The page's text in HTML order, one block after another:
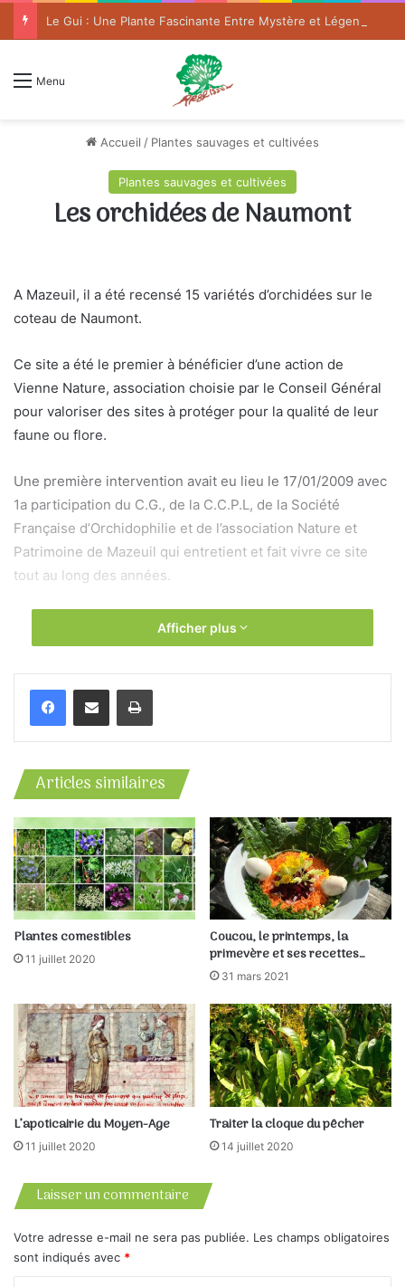
Menu
Accueil / Plantes sauvages et cultivées
Plantes sauvages et cultivées
Les orchidées de Naumont
A Mazeuil, il a été recensé 15 variétés d’orchidées sur le
coteau de Naumont.
Ce site a été le premier à bénéficier d’une action de
Vienne Nature, association choisie par le Conseil Général
pour valoriser des sites à protéger pour la qualité de leur
faune ou flore.
Une première intervention avait eu lieu le 17/01/2009 avec
1a participation du C.G., de la C.C.P.L, de la Société
Française d’Orchidophilie et de l’association Nature et
Patrimoine de Mazeuil qui entretient et fait vivre ce site
tout au long des années.
Les orchidées sont des fleurs sauvages, différentes selon
les régions et les continents. On peut retrouver les mêmes
elles se réimplantent. Elles poussent sur pelouses sèches,
sans amendement et surtout sans produits phytosanitaires
car ces derniers les détruisent. Il faut plusieurs années
et si on cueille une orchidée, le bulbe ne donnera jamais
!!!
Des journées consacrées à ce site ont lieu chaque année.
(Paru dans la Feuille d’Arbrissel N°14)
Afficher plus
Articles similaires
Plantes comestibles
11 juillet 2020
Coucou, le printemps, la
primevère et ses recettes…
31 mars 2021
L’apoticairie du Moyen-Age
11 juillet 2020
Traiter la cloque du pêcher
14 juillet 2020
Laisser un commentaire
Votre adresse e-mail ne sera pas publiée. Les champs obligatoires
sont indiqués avec *